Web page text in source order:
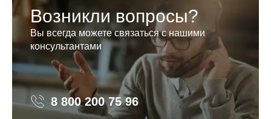
Возникли вопросы?
Вы всегда можете связаться с нашими
консультантами
8 800 200 75 96 8 800 200 75 96